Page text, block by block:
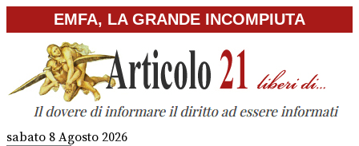
to
content
EMFA, LA GRANDE INCOMPIUTA
sabato 8 Agosto 2026